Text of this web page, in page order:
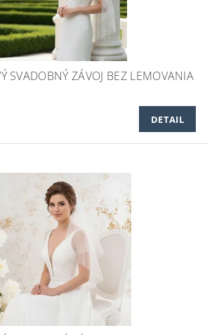
SVADOBNÝ ZÁVOJ BEZ LEMOVANIA
DETAIL